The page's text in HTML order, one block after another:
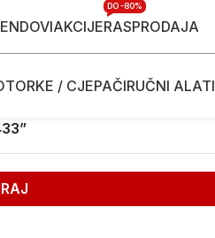
AKCIJERASPRODAJA
DO -80%
/ CJEPAČIRUČNI ALATI